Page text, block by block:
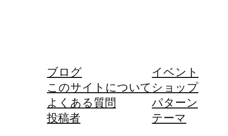
ブログ
このサイトについて
よくある質問
投稿者
イベント
ショップ
パターン
テーマ